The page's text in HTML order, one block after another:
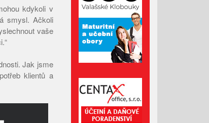
Leden 2025
Prosinec 2024
Listopad 2024
Říjen 2024
Srpen 2024
Červenec 2024
Červen 2024
kdykoli v
smysl. Ačkoli
vaše
Jak jsme
klientů a